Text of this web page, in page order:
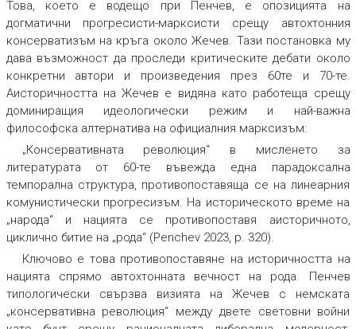
Това, което е водещо при Пенчев, е опозицията на
догматични прогресисти-марксисти срещу автохтонния
консерватизъм на кръга около Жечев. Тази постановка му
дава възможност да проследи критическите дебати около
конкретни автори и произведения през 60те и 70-те.
Аисторичността на Жечев е видяна като работеща срещу
доминиращия идеологически режим и най-важна
философска алтернатива на официалния марксизъм:
„Консервативната революция“ в мисленето за
литературата от 60-те въвежда една парадоксална
темпорална структура, противопоставяща се на линеарния
комунистически прогресизъм. На историческото време на
„народа“ и нацията се противопоставя аисторичното,
циклично битие на „рода“ (Penchev 2023, p. 320).
Ключово е това противопоставяне на историчността на
нацията спрямо автохтонната вечност на рода. Пенчев
типологически свързва визията на Жечев с немската
„консервативна революция“ между двете световни войни